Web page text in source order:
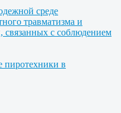
среде
травматизма и
с соблюдением
пиротехники в